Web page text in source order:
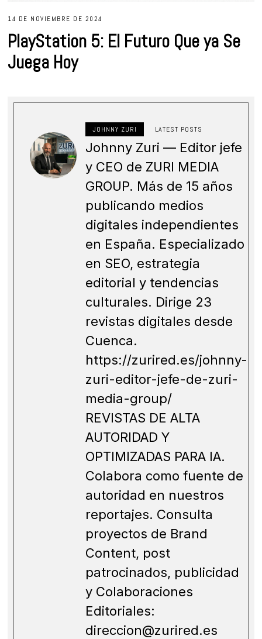
14 DE NOVIEMBRE DE 2024
PlayStation 5: El Futuro Que ya Se
Juega Hoy
JOHNNY ZURI LATEST POSTS
Johnny Zuri — Editor jefe
y CEO de ZURI MEDIA
GROUP. Más de 15 años
publicando medios
digitales independientes
en España. Especializado
en SEO, estrategia
editorial y tendencias
culturales. Dirige 23
revistas digitales desde
Cuenca.
https://zurired.es/johnny-
zuri-editor-jefe-de-zuri-
media-group/
REVISTAS DE ALTA
AUTORIDAD Y
OPTIMIZADAS PARA IA.
Colabora como fuente de
autoridad en nuestros
reportajes. Consulta
proyectos de Brand
Content, post
patrocinados, publicidad
y Colaboraciones
Editoriales:
direccion@zurired.es